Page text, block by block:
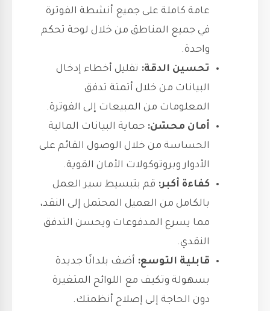
عامة كاملة على جميع أنشطة الفوترة
في جميع المناطق من خلال لوحة تحكم
واحدة.
تحسين الدقة: تقليل أخطاء إدخال
البيانات من خلال أتمتة تدفق
المعلومات من المبيعات إلى الفوترة.
أمان محسّن: حماية البيانات المالية
الحساسة من خلال الوصول القائم على
الأدوار وبروتوكولات الأمان القوية.
كفاءة أكبر: قم بتبسيط سير العمل
بالكامل من العميل المحتمل إلى النقد،
مما يسرع المدفوعات ويحسن التدفق
النقدي.
قابلية التوسع: أضف بلدانًا جديدة
بسهولة وتكيف مع اللوائح المتغيرة
دون الحاجة إلى إصلاح أنظمتك.